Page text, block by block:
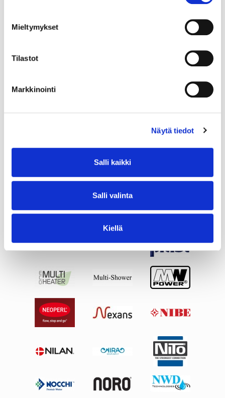
Mieltymykset
Tilastot
Markkinointi
Näytä tiedot
Salli kaikki
Salli valinta
Kiellä